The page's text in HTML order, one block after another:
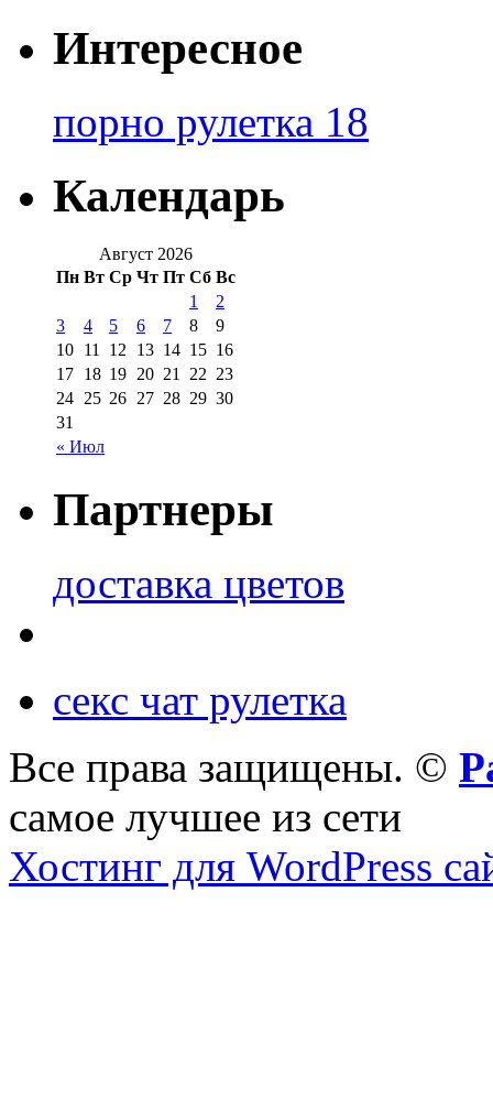
Интересное
порно рулетка 18
Календарь
Август 2026
Пн Вт Ср Чт Пт Сб Вс
« Июл
1
2
3
4 5 6 7 8
9
10 11 12 13 14 15 16
17 18 19 20 21 22 23
24 25 26 27 28 29 30
31
Партнеры
доставка цветов
секс чат рулетка
Все права защищены. ©
самое лучшее из сети
Хостинг для WordPress